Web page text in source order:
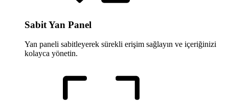
Sabit Yan Panel
Yan paneli sabitleyerek sürekli erişim sağlayın ve içeriğinizi
kolayca yönetin.